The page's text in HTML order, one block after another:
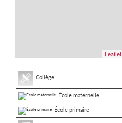
Leaflet
Collège
École maternelle
École primaire